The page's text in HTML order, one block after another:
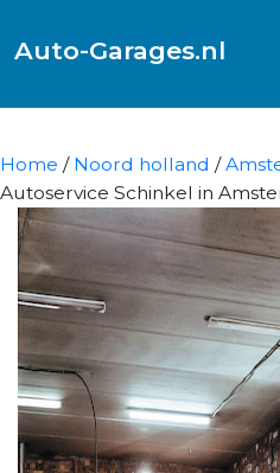
Auto-Garages.nl
Home / Noord holland /
Autoservice Schinkel in